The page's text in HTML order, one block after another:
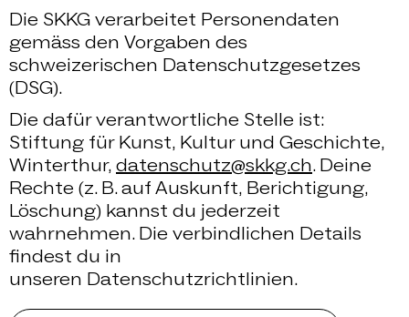
Die SKKG verarbeitet Personendaten
gemäss den Vorgaben des
schweizerischen Datenschutzgesetzes
(DSG).
Die dafür verantwortliche Stelle ist:
Stiftung für Kunst, Kultur und Geschichte,
Winterthur, datenschutz@skkg.ch. Deine
Rechte (z. B. auf Auskunft, Berichtigung,
Löschung) kannst du jederzeit
wahrnehmen. Die verbindlichen Details
findest du in
unseren Datenschutzrichtlinien.